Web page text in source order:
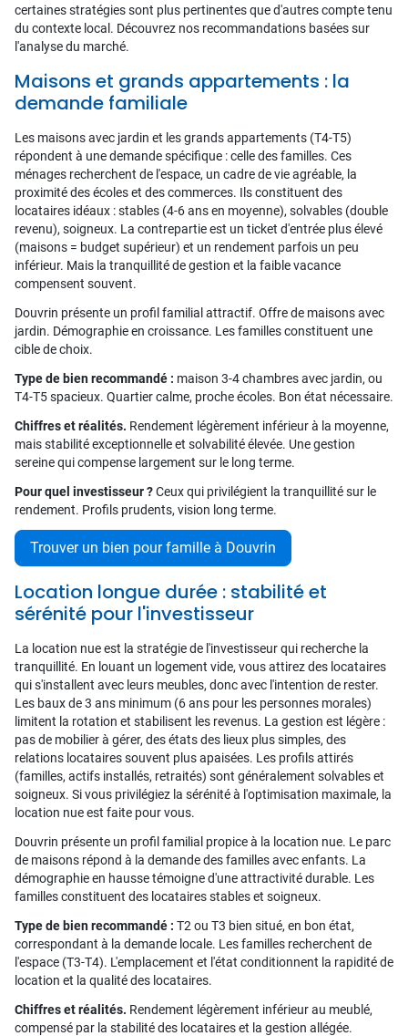
certaines stratégies sont plus pertinentes que d'autres compte tenu
du contexte local. Découvrez nos recommandations basées sur
l'analyse du marché.
Maisons et grands appartements : la
demande familiale
Les maisons avec jardin et les grands appartements (T4-T5)
répondent à une demande spécifique : celle des familles. Ces
ménages recherchent de l'espace, un cadre de vie agréable, la
proximité des écoles et des commerces. Ils constituent des
locataires idéaux : stables (4-6 ans en moyenne), solvables (double
revenu), soigneux. La contrepartie est un ticket d'entrée plus élevé
(maisons = budget supérieur) et un rendement parfois un peu
inférieur. Mais la tranquillité de gestion et la faible vacance
compensent souvent.
Douvrin présente un profil familial attractif. Offre de maisons avec
jardin. Démographie en croissance. Les familles constituent une
cible de choix.
Type de bien recommandé : maison 3-4 chambres avec jardin, ou
T4-T5 spacieux. Quartier calme, proche écoles. Bon état nécessaire.
Chiffres et réalités. Rendement légèrement inférieur à la moyenne,
mais stabilité exceptionnelle et solvabilité élevée. Une gestion
sereine qui compense largement sur le long terme.
Pour quel investisseur ?Ceux qui privilégient la tranquillité sur le
rendement. Profils prudents, vision long terme.
Trouver un bien pour famille à Douvrin
Location longue durée : stabilité et
sérénité pour l'investisseur
La location nue est la stratégie de l'investisseur qui recherche la
tranquillité. En louant un logement vide, vous attirez des locataires
qui s'installent avec leurs meubles, donc avec l'intention de rester.
Les baux de 3 ans minimum (6 ans pour les personnes morales)
limitent la rotation et stabilisent les revenus. La gestion est légère :
pas de mobilier à gérer, des états des lieux plus simples, des
relations locataires souvent plus apaisées. Les profils attirés
(familles, actifs installés, retraités) sont généralement solvables et
soigneux. Si vous privilégiez la sérénité à l'optimisation maximale, la
location nue est faite pour vous.
Douvrin présente un profil familial propice à la location nue. Le parc
de maisons répond à la demande des familles avec enfants. La
démographie en hausse témoigne d'une attractivité durable. Les
familles constituent des locataires stables et soigneux.
Type de bien recommandé : T2 ou T3 bien situé, en bon état,
correspondant à la demande locale. Les familles recherchent de
l'espace (T3-T4). L'emplacement et l'état conditionnent la rapidité de
location et la qualité des locataires.
Chiffres et réalités. Rendement légèrement inférieur au meublé,
compensé par la stabilité des locataires et la gestion allégée.